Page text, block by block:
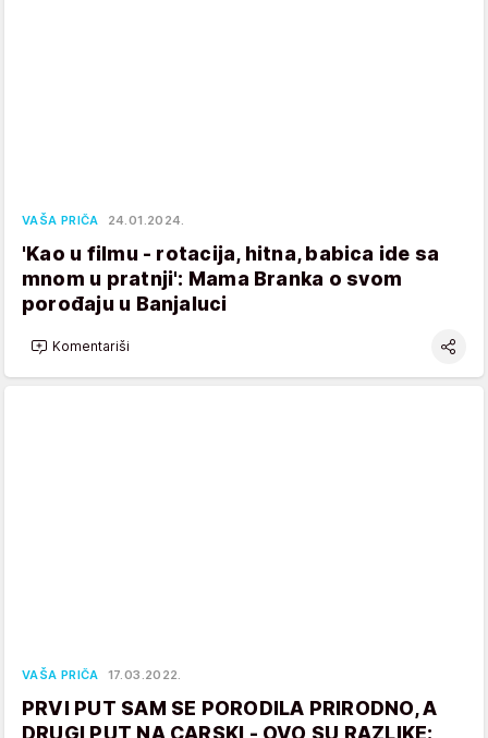
VAŠA PRIČA 24.01.2024.
'Kao u filmu - rotacija, hitna, babica ide sa
mnom u pratnji': Mama Branka o svom
porođaju u Banjaluci
Komentariši
VAŠA PRIČA 17.03.2022.
PRVI PUT SAM SE PORODILA PRIRODNO, A
DRUGI PUT NA CARSKI - OVO SU RAZLIKE: